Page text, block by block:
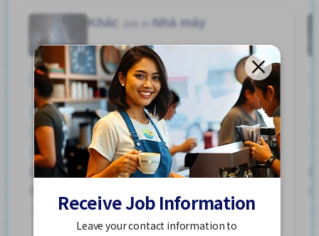
Khác Nhà máy
Toàn thời gian
Bãi đậu xe đạp Bãi đỗ xe
Gần ga tàu
Giao dịch đã thanh toán
Hỗ trợ bữa ăn
Ký túc xá được bảo hiểm một phần
Lao động người nước ngoài
Nâng cao Phúc lợi
ハユカえき (かがわけん)
Đã đăng 2 tuần trước
Receive Job Information
Leave your contact information to